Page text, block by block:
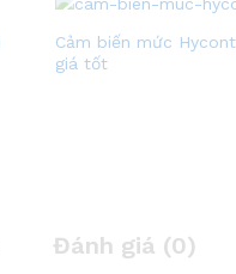
Cảm biến mức
giá tốt
Đánh giá (0)